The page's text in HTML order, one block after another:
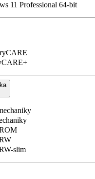
11 Professional 64-bit
slim